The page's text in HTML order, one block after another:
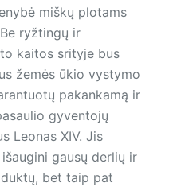
miškų plotams
ryžtingų ir
kaitos srityje bus
žemės ūkio vystymo
pakankamą ir
gyventojų
Leonas XIV. Jis
gausų derlių ir
bet taip pat